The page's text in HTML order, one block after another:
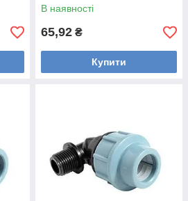
В наявності
65,92 ₴
Купити